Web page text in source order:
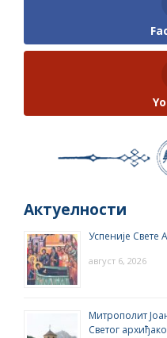
Актуелности
Успеније Свете
август 6, 2026
Митрополит
Светог